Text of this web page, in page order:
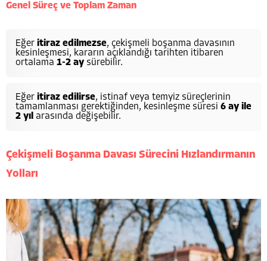
Genel Süreç ve Toplam Zaman
Eğer itiraz edilmezse, çekişmeli boşanma davasının
kesinleşmesi, kararın açıklandığı tarihten itibaren
ortalama 1-2 ay sürebilir.
Eğer itiraz edilirse, istinaf veya temyiz süreçlerinin
tamamlanması gerektiğinden, kesinleşme süresi 6 ay ile
2 yıl arasında değişebilir.
Çekişmeli Boşanma Davası Sürecini Hızlandırmanın
Yolları